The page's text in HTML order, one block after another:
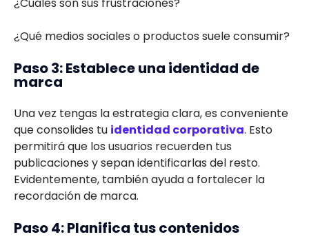
¿Qué medios sociales o productos suele consumir?
Paso 3: Establece una identidad de
marca
Una vez tengas la estrategia clara, es conveniente
que consolides tu identidad corporativa. Esto
permitirá que los usuarios recuerden tus
publicaciones y sepan identificarlas del resto.
Evidentemente, también ayuda a fortalecer la
recordación de marca.
Paso 4: Planifica tus contenidos